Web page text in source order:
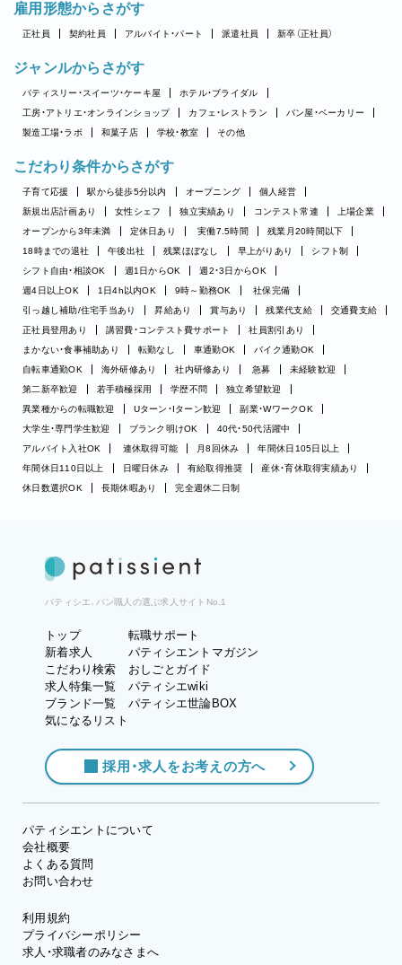
雇用形態からさがす
正社員 契約社員 アルバイト・パート 派遣社員 新卒（正社員）
ジャンルからさがす
パティスリー・スイーツ・ケーキ屋
ホテル・ブライダル
工房・アトリエ・オンラインショップ
カフェ・レストラン
パン屋・ベーカリー
製造工場・ラボ
和菓子店 学校・教室 その他
こだわり条件からさがす
子育て応援 駅から徒歩5分以内 オープニング
個人経営
新規出店計画あり
女性シェフ 独立実績あり コンテスト常連
上場企業
オープンから3年未満
定休日あり 実働7.5時間
残業月20時間以下
18時までの退社
午後出社 残業ほぼなし 早上がりあり
シフト制
シフト自由・相談OK
週1日からOK
週2・3日からOK
週4日以上OK
1日4h以内OK 9時～勤務OK
社保完備
引っ越し補助/住宅手当あり
昇給あり 賞与あり 残業代支給
交通費支給
正社員登用あり
講習費・コンテスト費サポート
社員割引あり
まかない・食事補助あり
転勤なし 車通勤OK
バイク通勤OK
自転車通勤OK
海外研修あり 社内研修あり 急募
未経験歓迎
第二新卒歓迎
若手積極採用 学歴不問
独立希望歓迎
異業種からの転職歓迎
Uターン・Iターン歓迎
副業・WワークOK
大学生・専門学生歓迎
ブランク明けOK
40代・50代活躍中
アルバイト入社OK
連休取得可能 月8回休み
年間休日105日以上
年間休日110日以上
日曜日休み 有給取得推奨
産休・育休取得実績あり
休日数選択OK
長期休暇あり 完全週休二日制
パティシエ、パン職人の選ぶ求人サイトNo.1
トップ
新着求人
こだわり検索
求人特集一覧
ブランド一覧
気になるリスト
転職サポート
パティシエントマガジン
おしごとガイド
パティシエwiki
パティシエ世論BOX
採用・求人をお考えの方へ
パティシエントについて
会社概要
よくある質問
お問い合わせ
利用規約
プライバシーポリシー
求人・求職者のみなさまへ